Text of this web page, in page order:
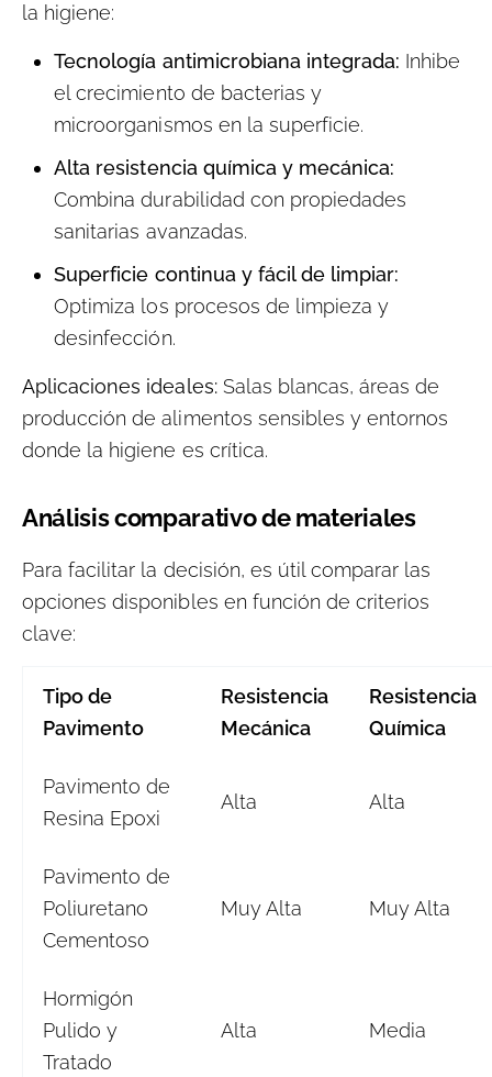
la higiene:
Tecnología antimicrobiana integrada: Inhibe
el crecimiento de bacterias y
microorganismos en la superficie.
Alta resistencia química y mecánica:
Combina durabilidad con propiedades
sanitarias avanzadas.
Superficie continua y fácil de limpiar:
Optimiza los procesos de limpieza y
desinfección.
Aplicaciones ideales:Salas blancas, áreas de
producción de alimentos sensibles y entornos
donde la higiene es crítica.
Análisis comparativo de materiales
Para facilitar la decisión, es útil comparar las
opciones disponibles en función de criterios
clave:
Tipo de
Pavimento
Resistencia
Mecánica
Resistencia
Química
Pavimento de
Resina Epoxi
Alta Alta
Pavimento de
Poliuretano
Cementoso
Muy Alta Muy Alta
Hormigón
Pulido y
Tratado
Alta Media